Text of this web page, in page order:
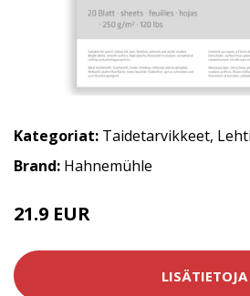
Kategoriat: Taidetarvikkeet,
Brand: Hahnemühle
21.9 EUR
LISÄTIETOJA